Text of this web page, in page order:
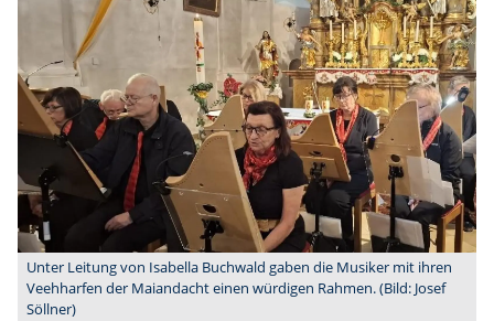
Unter Leitung von Isabella Buchwald gaben die Musiker mit ihren
Veehharfen der Maiandacht einen würdigen Rahmen. (Bild: Josef
Söllner)